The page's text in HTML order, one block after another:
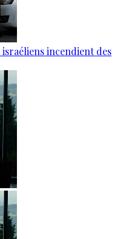
incendient des